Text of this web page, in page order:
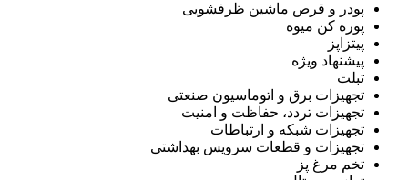
پودر و قرص ماشین ظرفشویی
پوره کن میوه
پیتزاپز
پیشنهاد ویژه
تبلت
تجهیزات برق و اتوماسیون صنعتی
تجهیزات تردد، حفاظت و امنیت
تجهیزات شبکه و ارتباطات
تجهیزات و قطعات سرویس بهداشتی
تخم مرغ پز